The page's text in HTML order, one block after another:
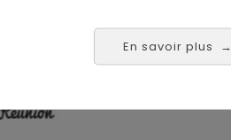
En savoir plus →
• Tampon